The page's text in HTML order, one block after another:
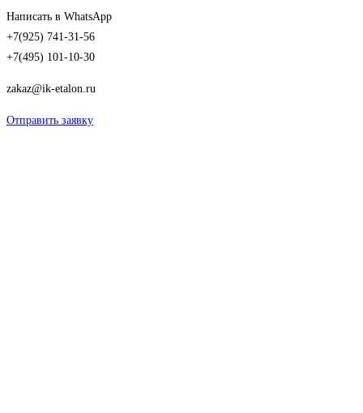
Написать в WhatsApp
+7(925) 741-31-56
+7(495) 101-10-30
zakaz@ik-etalon.ru
Отправить заявку